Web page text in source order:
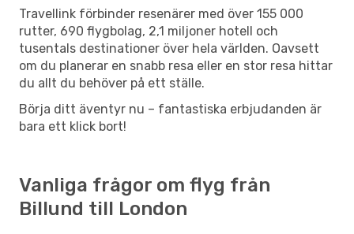
Travellink förbinder resenärer med över 155 000
rutter, 690 flygbolag, 2,1 miljoner hotell och
tusentals destinationer över hela världen. Oavsett
om du planerar en snabb resa eller en stor resa hittar
du allt du behöver på ett ställe.
Börja ditt äventyr nu – fantastiska erbjudanden är
bara ett klick bort!
Vanliga frågor om flyg från
Billund till London